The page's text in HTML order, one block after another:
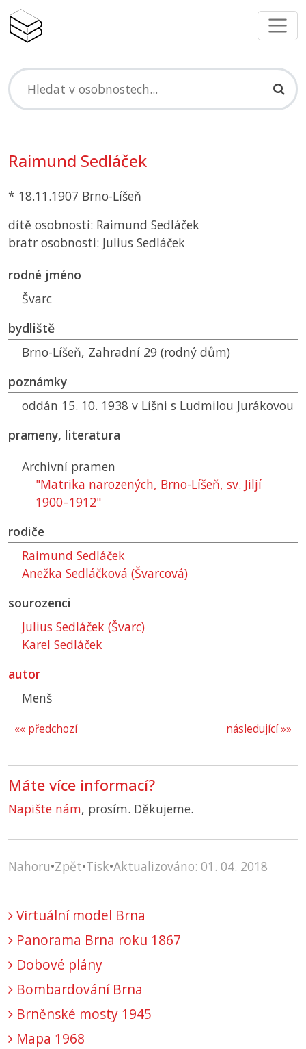
Raimund Sedláček
* 18.11.1907 Brno-Líšeň
dítě osobnosti: Raimund Sedláček
bratr osobnosti: Julius Sedláček
rodné jméno
Švarc
bydliště
Brno-Líšeň, Zahradní 29 (rodný dům)
poznámky
oddán 15. 10. 1938 v Líšni s Ludmilou Jurákovou
prameny, literatura
Archivní pramen
"Matrika narozených, Brno-Líšeň, sv. Jiljí
1900–1912"
rodiče
Raimund Sedláček
Anežka Sedláčková (Švarcová)
sourozenci
Julius Sedláček (Švarc)
Karel Sedláček
autor
Menš
následující »»
«« předchozí
Máte více informací?
Napište nám, prosím. Děkujeme.
Nahoru•Zpět•Tisk•Aktualizováno: 01. 04. 2018
Virtuální model Brna
Panorama Brna roku 1867
Dobové plány
Bombardování Brna
Brněnské mosty 1945
Mapa 1968